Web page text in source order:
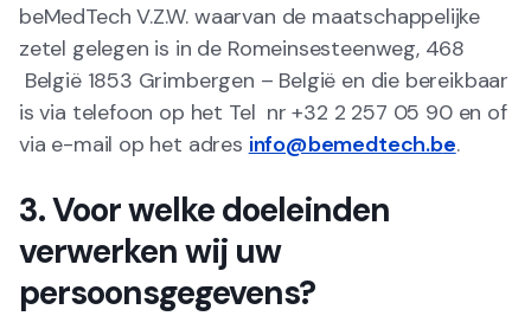
beMedTech V.Z.W. waarvan de maatschappelijke
zetel gelegen is in de Romeinsesteenweg, 468
België 1853 Grimbergen – België en die bereikbaar
is via telefoon op het Tel nr +32 2 257 05 90 en of
via e-mail op het adres info@bemedtech.be.
3. Voor welke doeleinden
verwerken wij uw
persoonsgegevens?